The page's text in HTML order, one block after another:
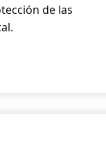
de las